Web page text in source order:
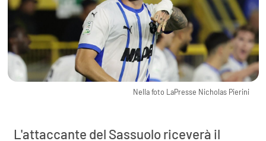
Nella foto LaPresse Nicholas Pierini
L'attaccante del Sassuolo riceverà il